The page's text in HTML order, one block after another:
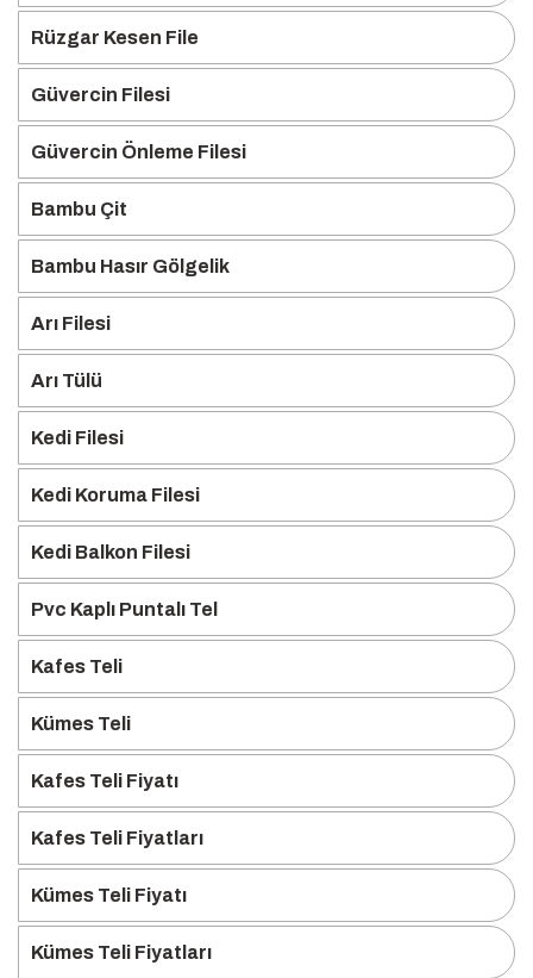
Rüzgar Kesen File
Güvercin Filesi
Güvercin Önleme Filesi
Bambu Çit
Bambu Hasır Gölgelik
Arı Filesi
Arı Tülü
Kedi Filesi
Kedi Koruma Filesi
Kedi Balkon Filesi
Pvc Kaplı Puntalı Tel
Kafes Teli
Kümes Teli
Kafes Teli Fiyatı
Kafes Teli Fiyatları
Kümes Teli Fiyatı
Kümes Teli Fiyatları